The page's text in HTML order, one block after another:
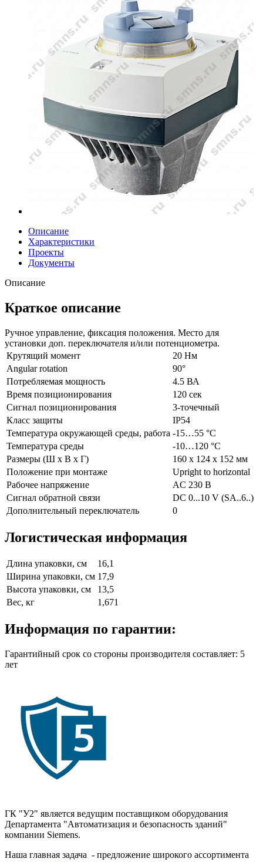
Описание
Характеристики
Проекты
Документы
Описание
Краткое описание
Ручное управление, фиксация положения. Место для
установки доп. переключателя и/или потенциометра.
Крутящий момент
20 Нм
Angular rotation
90°
Потребляемая мощность
4.5 ВА
Время позиционирования
120 сек
Сигнал позиционирования
3-точечный
Класс защиты
IP54
Температура окружающей среды, работа -15…55 °C
Температура среды
-10…120 °C
Размеры (Ш х В х Г)
160 x 124 x 152 мм
Положение при монтаже
Upright to horizontal
Рабочее напряжение
AC 230 В
Сигнал обратной связи
DC 0...10 V (SA..6..)
Дополнительный переключатель
0
Логистическая информация
Длина упаковки, см
16,1
Ширина упаковки, см 17,9
Высота упаковки, см
13,5
Вес, кг
1,671
Информация по гарантии:
Гарантийный срок со стороны производителя составляет: 5
лет
ГК "У2" является ведущим поставщиком оборудования
Департамента "Автоматизация и безопасность зданий"
компании Siemens.
Наша главная задача - предложение широкого ассортимента